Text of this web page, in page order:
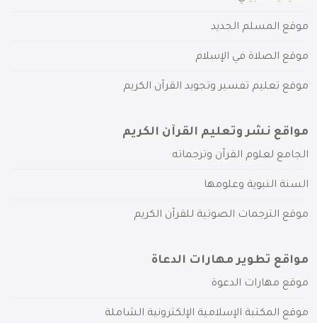
موقع المسلم الجديد
موقع الصلاة في الإسلام
موقع تعليم تفسير وتجويد القرآن الكريم
مواقع نشر وتعليم القرآن الكريم
الجامع لعلوم القرآن وترجماته
السنة النبوية وعلومها
موقع الترجمات الصوتية للقرآن الكريم
مواقع تطوير مهارات الدعاة
موقع مهارات الدعوة
موقع المكتبة الإسلامية الإلكترونية الشاملة